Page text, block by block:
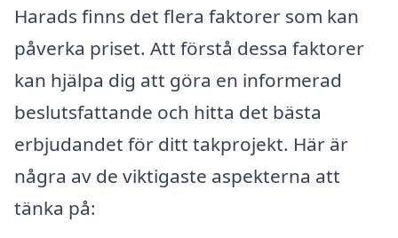
Harads finns det flera faktorer som kan
påverka priset. Att förstå dessa faktorer
kan hjälpa dig att göra en informerad
beslutsfattande och hitta det bästa
erbjudandet för ditt takprojekt. Här är
några av de viktigaste aspekterna att
tänka på: